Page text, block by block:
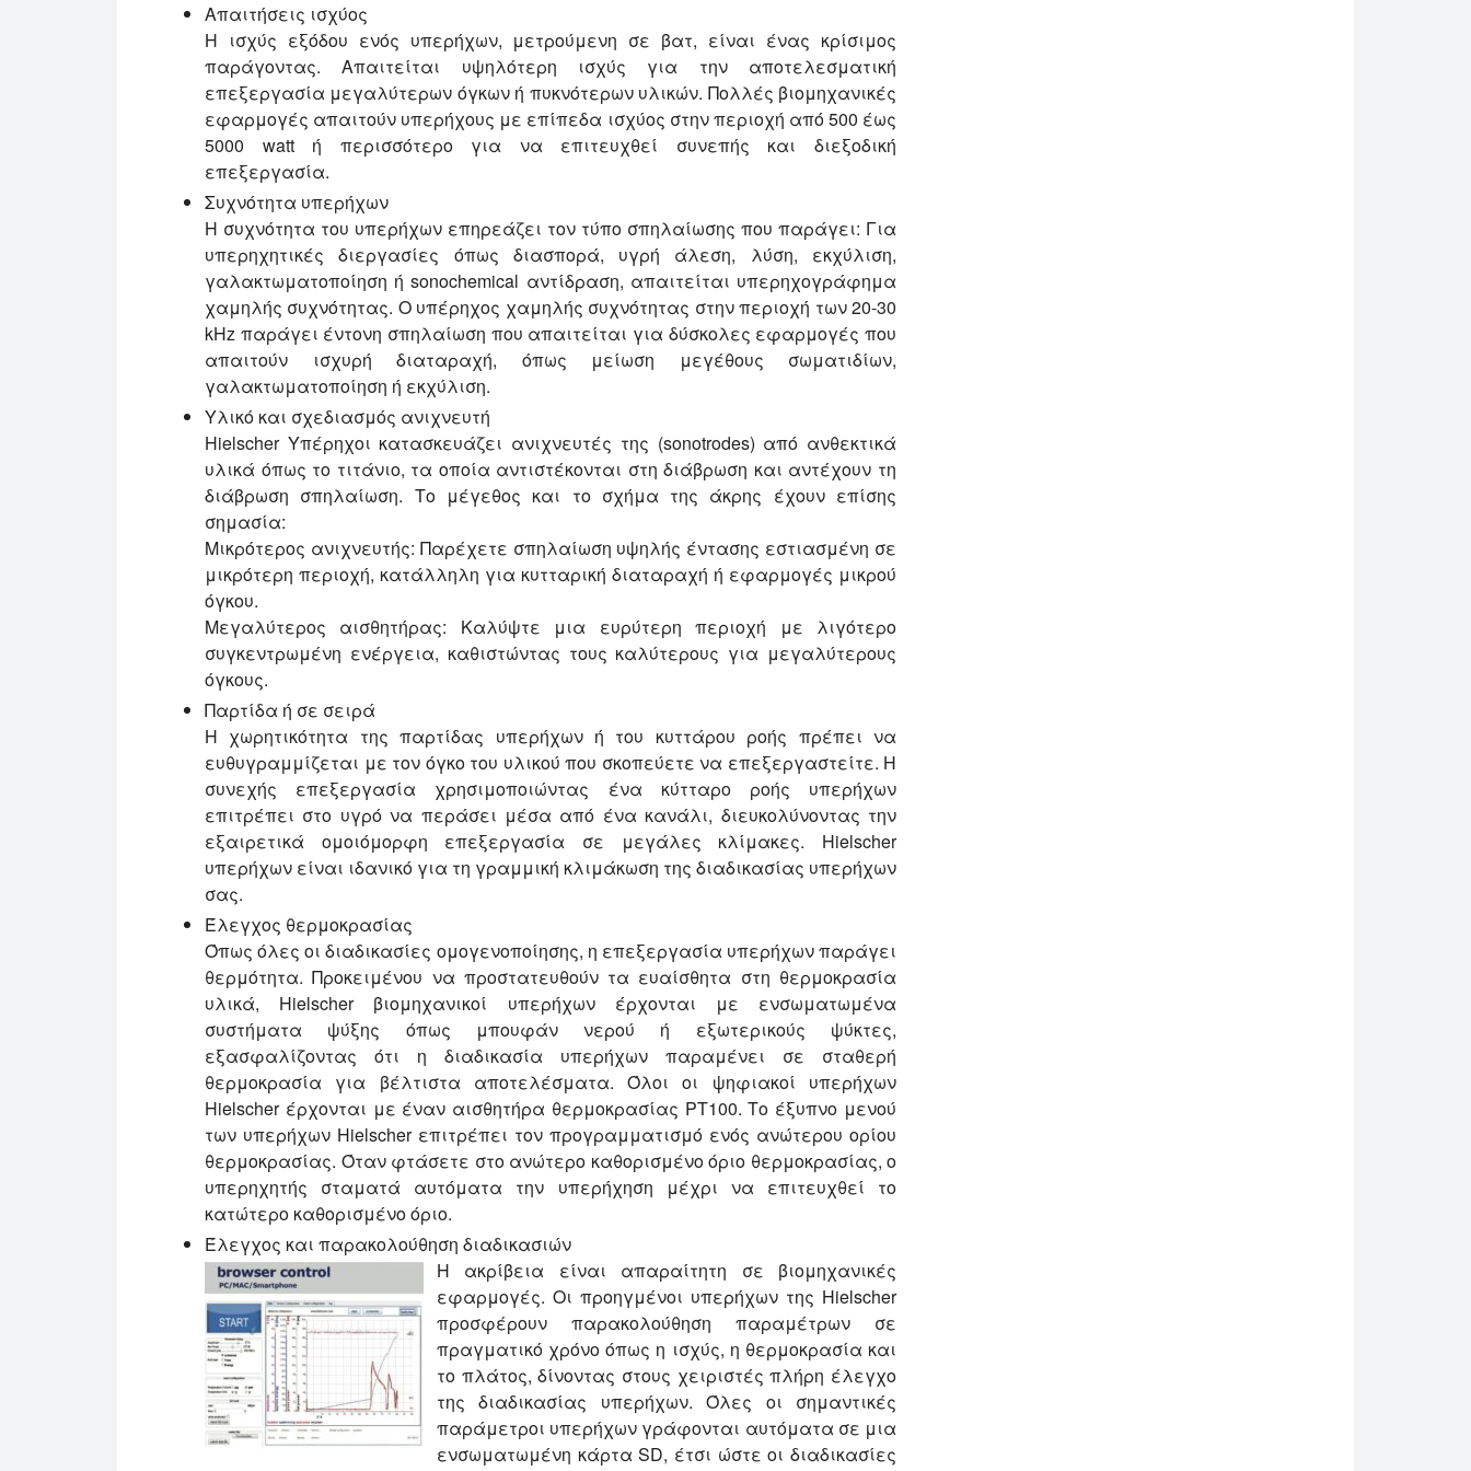
Απαιτήσεις ισχύος
Η ισχύς εξόδου ενός υπερήχων, μετρούμενη σε βατ, είναι ένας κρίσιμος
παράγοντας. Απαιτείται υψηλότερη ισχύς για την αποτελεσματική
επεξεργασία μεγαλύτερων όγκων ή πυκνότερων υλικών. Πολλές βιομηχανικές
εφαρμογές απαιτούν υπερήχους με επίπεδα ισχύος στην περιοχή από 500 έως
5000 watt ή περισσότερο για να επιτευχθεί συνεπής και διεξοδική
επεξεργασία.
Συχνότητα υπερήχων
Η συχνότητα του υπερήχων επηρεάζει τον τύπο σπηλαίωσης που παράγει: Για
υπερηχητικές διεργασίες όπως διασπορά, υγρή άλεση, λύση, εκχύλιση,
γαλακτωματοποίηση ή sonochemical αντίδραση, απαιτείται υπερηχογράφημα
χαμηλής συχνότητας. Ο υπέρηχος χαμηλής συχνότητας στην περιοχή των 20-30
kHz παράγει έντονη σπηλαίωση που απαιτείται για δύσκολες εφαρμογές που
απαιτούν ισχυρή διαταραχή, όπως μείωση μεγέθους σωματιδίων,
γαλακτωματοποίηση ή εκχύλιση.
Υλικό και σχεδιασμός ανιχνευτή
Hielscher Υπέρηχοι κατασκευάζει ανιχνευτές της (sonotrodes) από ανθεκτικά
υλικά όπως το τιτάνιο, τα οποία αντιστέκονται στη διάβρωση και αντέχουν τη
διάβρωση σπηλαίωση. Το μέγεθος και το σχήμα της άκρης έχουν επίσης
σημασία:
Μικρότερος ανιχνευτής: Παρέχετε σπηλαίωση υψηλής έντασης εστιασμένη σε
μικρότερη περιοχή, κατάλληλη για κυτταρική διαταραχή ή εφαρμογές μικρού
όγκου.
Μεγαλύτερος αισθητήρας: Καλύψτε μια ευρύτερη περιοχή με λιγότερο
συγκεντρωμένη ενέργεια, καθιστώντας τους καλύτερους για μεγαλύτερους
όγκους.
Παρτίδα ή σε σειρά
Η χωρητικότητα της παρτίδας υπερήχων ή του κυττάρου ροής πρέπει να
ευθυγραμμίζεται με τον όγκο του υλικού που σκοπεύετε να επεξεργαστείτε. Η
συνεχής επεξεργασία χρησιμοποιώντας ένα κύτταρο ροής υπερήχων
επιτρέπει στο υγρό να περάσει μέσα από ένα κανάλι, διευκολύνοντας την
εξαιρετικά ομοιόμορφη επεξεργασία σε μεγάλες κλίμακες. Hielscher
υπερήχων είναι ιδανικό για τη γραμμική κλιμάκωση της διαδικασίας υπερήχων
σας.
Έλεγχος θερμοκρασίας
Όπως όλες οι διαδικασίες ομογενοποίησης, η επεξεργασία υπερήχων παράγει
θερμότητα. Προκειμένου να προστατευθούν τα ευαίσθητα στη θερμοκρασία
υλικά, Hielscher βιομηχανικοί υπερήχων έρχονται με ενσωματωμένα
συστήματα ψύξης όπως μπουφάν νερού ή εξωτερικούς ψύκτες,
εξασφαλίζοντας ότι η διαδικασία υπερήχων παραμένει σε σταθερή
θερμοκρασία για βέλτιστα αποτελέσματα. Όλοι οι ψηφιακοί υπερήχων
Hielscher έρχονται με έναν αισθητήρα θερμοκρασίας PT100. Το έξυπνο μενού
των υπερήχων Hielscher επιτρέπει τον προγραμματισμό ενός ανώτερου ορίου
θερμοκρασίας. Όταν φτάσετε στο ανώτερο καθορισμένο όριο θερμοκρασίας, ο
υπερηχητής σταματά αυτόματα την υπερήχηση μέχρι να επιτευχθεί το
κατώτερο καθορισμένο όριο.
Έλεγχος και παρακολούθηση διαδικασιών
Η ακρίβεια είναι απαραίτητη σε βιομηχανικές
εφαρμογές. Οι προηγμένοι υπερήχων της Hielscher
προσφέρουν παρακολούθηση παραμέτρων σε
πραγματικό χρόνο όπως η ισχύς, η θερμοκρασία και
το πλάτος, δίνοντας στους χειριστές πλήρη έλεγχο
της διαδικασίας υπερήχων. Όλες οι σημαντικές
παράμετροι υπερήχων γράφονται αυτόματα σε μια
ενσωματωμένη κάρτα SD, έτσι ώστε οι διαδικασίες